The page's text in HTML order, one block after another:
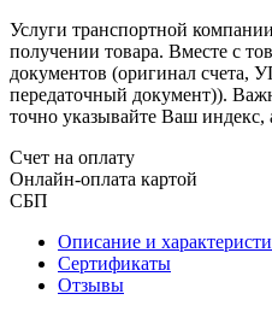
Услуги транспортной
получении товара. Вместе с
документов (оригинал счета,
передаточный документ)).
точно указывайте Ваш индекс,
Счет на оплату
Онлайн-оплата картой
СБП
Описание и
Сертификаты
Отзывы